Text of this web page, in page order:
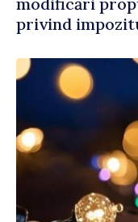
privind